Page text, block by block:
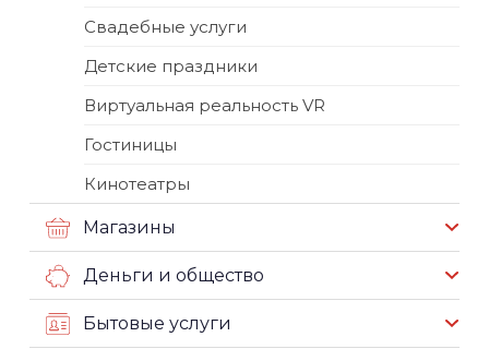
Свадебные услуги
Детские праздники
Виртуальная реальность VR
Гостиницы
Кинотеатры
Магазины
Деньги и общество
Бытовые услуги